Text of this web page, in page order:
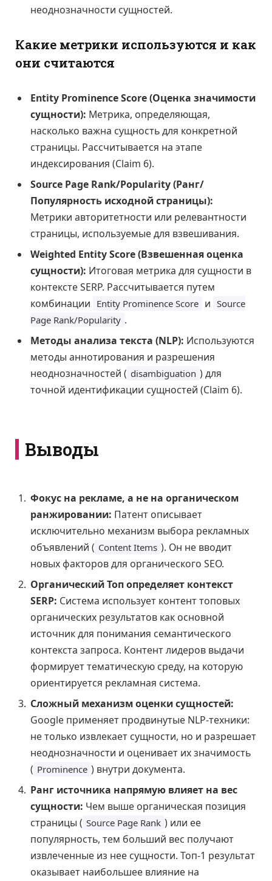
неоднозначности сущностей.
Какие метрики используются и как
они считаются
Entity Prominence Score (Оценка значимости
сущности): Метрика, определяющая,
насколько важна сущность для конкретной
страницы. Рассчитывается на этапе
индексирования (Claim 6).
Source Page Rank/Popularity (Ранг/
Популярность исходной страницы):
Метрики авторитетности или релевантности
страницы, используемые для взвешивания.
Weighted Entity Score (Взвешенная оценка
сущности): Итоговая метрика для сущности в
контексте SERP. Рассчитывается путем
комбинации Entity Prominence Score и Source
Page Rank/Popularity .
Методы анализа текста (NLP): Используются
методы аннотирования и разрешения
неоднозначностей ( disambiguation ) для
точной идентификации сущностей (Claim 6).
Выводы
Фокус на рекламе, а не на органическом
ранжировании: Патент описывает
исключительно механизм выбора рекламных
объявлений ( Content Items ). Он не вводит
новых факторов для органического SEO.
Органический Топ определяет контекст
SERP: Система использует контент топовых
органических результатов как основной
источник для понимания семантического
контекста запроса. Контент лидеров выдачи
формирует тематическую среду, на которую
ориентируется рекламная система.
Сложный механизм оценки сущностей:
Google применяет продвинутые NLP-техники:
не только извлекает сущности, но и разрешает
неоднозначности и оценивает их значимость
( Prominence ) внутри документа.
Ранг источника напрямую влияет на вес
сущности: Чем выше органическая позиция
страницы ( Source Page Rank ) или ее
популярность, тем больший вес получают
извлеченные из нее сущности. Топ-1 результат
оказывает наибольшее влияние на